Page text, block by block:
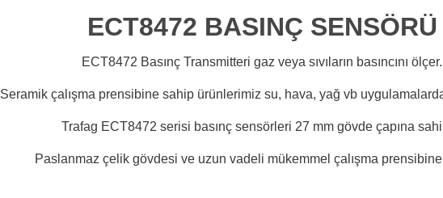
ECT8472 BASINÇ SENSÖRÜ
ECT8472 Basınç Transmitteri gaz veya sıvıların basıncını ölçer.
Seramik çalışma prensibine sahip ürünlerimiz su, hava, yağ vb
Trafag ECT8472 serisi basınç sensörleri 27 mm gövde çapına
Paslanmaz çelik gövdesi ve uzun vadeli mükemmel çalışma